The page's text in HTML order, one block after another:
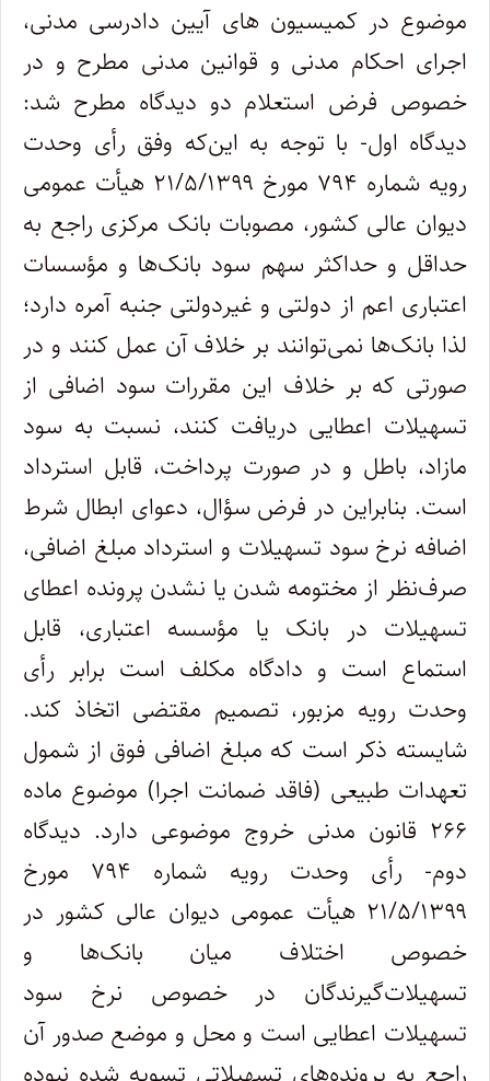
موضوع در کمیسیون های آیین دادرسی مدنی،
اجرای احکام مدنی و قوانین مدنی مطرح و در
خصوص فرض استعلام دو دیدگاه مطرح شد:
دیدگاه اول- با توجه به این‌که وفق رأی وحدت
رویه شماره ۷۹۴ مورخ ۲۱/۵/۱۳۹۹ هیأت عمومی
دیوان عالی کشور، مصوبات بانک مرکزی راجع به
حداقل و حداکثر سهم سود بانک‌ها و مؤسسات
اعتباری اعم از دولتی و غیردولتی جنبه آمره دارد؛
لذا بانک‌ها نمی‌توانند بر خلاف آن عمل کنند و در
صورتی‌ که بر خلاف این مقررات سود اضافی از
تسهیلات اعطایی دریافت کنند، نسبت به سود
مازاد، باطل و در صورت پرداخت، قابل استرداد
است. بنابراین در فرض سؤال، دعوای ابطال شرط
اضافه نرخ سود تسهیلات و استرداد مبلغ اضافی،
صرف‌‌نظر از مختومه شدن یا نشدن پرونده اعطای
تسهیلات در بانک یا مؤسسه اعتباری، قابل
استماع است و دادگاه مکلف است برابر رأی
وحدت رویه مزبور، تصمیم مقتضی اتخاذ کند.
شایسته ذکر است که مبلغ اضافی فوق از شمول
تعهدات طبیعی (فاقد ضمانت اجرا) موضوع ماده
۲۶۶ قانون مدنی خروج موضوعی دارد. دیدگاه
دوم- رأی وحدت رویه شماره ۷۹۴ مورخ
۲۱/۵/۱۳۹۹ هیأت عمومی دیوان عالی کشور در
خصوص اختلاف میان بانک‌ها و
تسهیلات‌گیرندگان در خصوص نرخ سود
تسهیلات اعطایی است و محل و موضع صدور آن